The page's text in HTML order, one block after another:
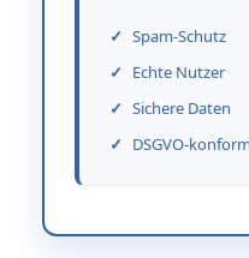
Spam-Schutz
Echte Nutzer
Sichere Daten
DSGVO-konform